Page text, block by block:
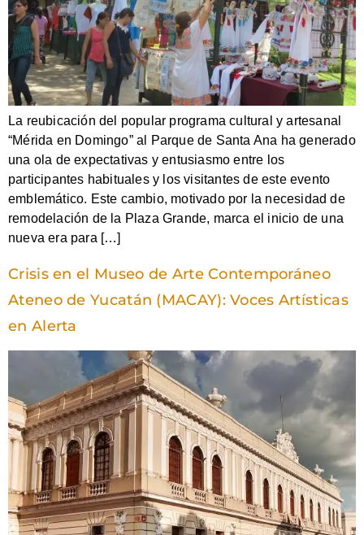
La reubicación del popular programa cultural y artesanal
“Mérida en Domingo” al Parque de Santa Ana ha generado
una ola de expectativas y entusiasmo entre los
participantes habituales y los visitantes de este evento
emblemático. Este cambio, motivado por la necesidad de
remodelación de la Plaza Grande, marca el inicio de una
nueva era para […]
Crisis en el Museo de Arte Contemporáneo
Ateneo de Yucatán (MACAY): Voces Artísticas
en Alerta